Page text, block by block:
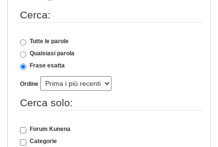
Cerca:
Tutte le parole
Qualsiasi parola
Frase esatta
Ordine
Cerca solo:
Forum Kunena
Categorie